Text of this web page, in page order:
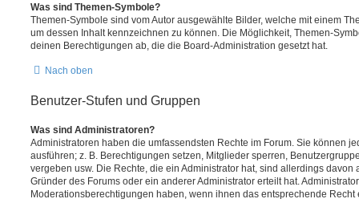
Was sind Themen-Symbole?
Themen-Symbole sind vom Autor ausgewählte Bilder, welche mit einem
um dessen Inhalt kennzeichnen zu können. Die Möglichkeit, Themen-
deinen Berechtigungen ab, die die Board-Administration gesetzt hat.
Nach oben
Benutzer-Stufen und Gruppen
Was sind Administratoren?
Administratoren haben die umfassendsten Rechte im Forum. Sie können
ausführen; z. B. Berechtigungen setzen, Mitglieder sperren,
vergeben usw. Die Rechte, die ein Administrator hat, sind allerdings
Gründer des Forums oder ein anderer Administrator erteilt hat.
Moderationsberechtigungen haben, wenn ihnen das entsprechende Recht